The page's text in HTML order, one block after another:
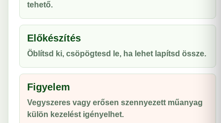
tehető.
Előkészítés
Öblítsd ki, csöpögtesd le, ha lehet lapítsd össze.
Figyelem
Vegyszeres vagy erősen szennyezett műanyag
külön kezelést igényelhet.